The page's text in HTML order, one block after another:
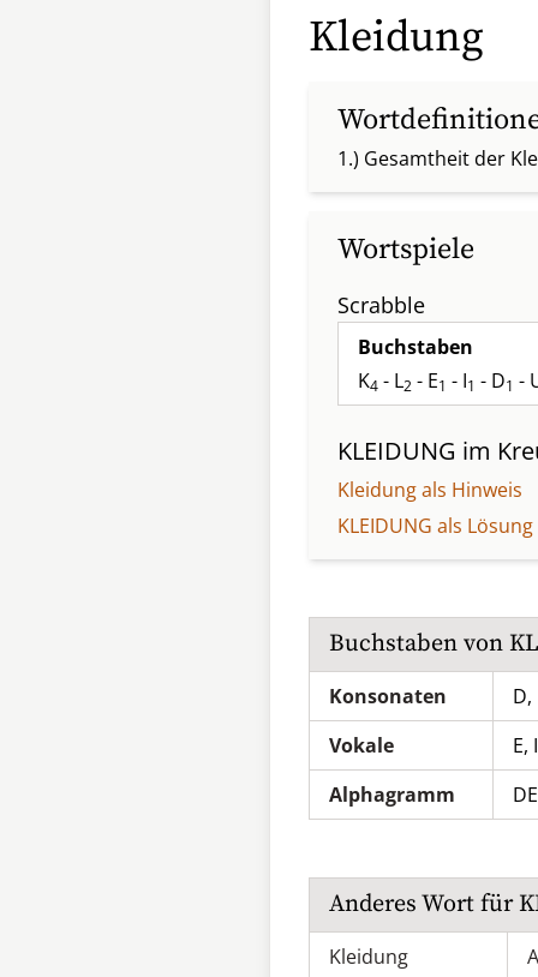
Kleidung
1.) Gesamtheit der
Wortspiele
Scrabble
Buchstaben
K4 - L2 - E1 - I1 - D1 -
KLEIDUNG im
Kleidung als Hinweis
KLEIDUNG als Lösung
Buchstaben von
Konsonaten
D,
Vokale
E,
Alphagramm
Anderes Wort für
Kleidung